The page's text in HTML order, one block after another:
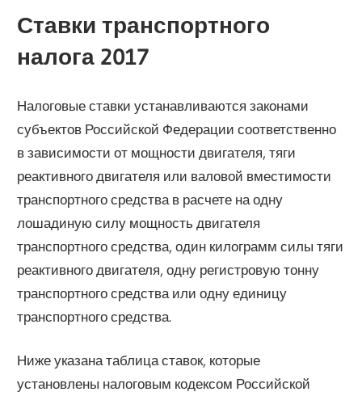
Ставки транспортного
налога 2017
Налоговые ставки устанавливаются законами
субъектов Российской Федерации соответственно
в зависимости от мощности двигателя, тяги
реактивного двигателя или валовой вместимости
транспортного средства в расчете на одну
лошадиную силу мощность двигателя
транспортного средства, один килограмм силы тяги
реактивного двигателя, одну регистровую тонну
транспортного средства или одну единицу
транспортного средства.
Ниже указана таблица ставок, которые
установлены налоговым кодексом Российской